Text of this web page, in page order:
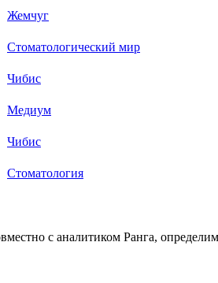
Жемчуг
Стоматологический мир
Чибис
Медиум
Чибис
Стоматология
с аналитиком Ранга,